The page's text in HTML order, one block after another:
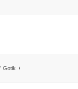
Gotik /